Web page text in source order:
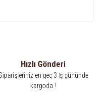
Hızlı Gönderi
en geç 3 İş gününde
kargoda !